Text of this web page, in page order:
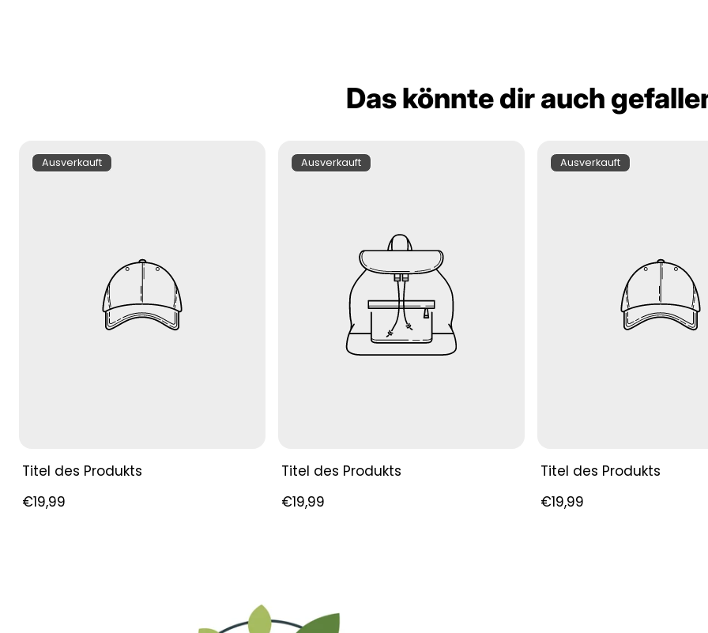
Das könnte dir auch
Produktbezeichnung:
Ausverkauft
Titel des Produkts
Regulärer
€19,99
Produktbezeichnung:
Ausverkauft
Titel des Produkts
Regulärer
€19,99
Produktbezeichnung:
Ausverkauft
Titel des Produkts
Regulärer
€19,99